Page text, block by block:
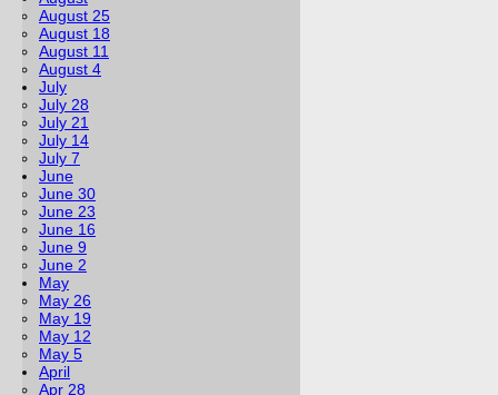
August 25
August 18
August 11
August 4
July
July 28
July 21
July 14
July 7
June
June 30
June 23
June 16
June 9
June 2
May
May 26
May 19
May 12
May 5
April
Apr 28